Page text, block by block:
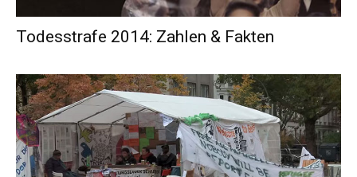
Todesstrafe 2014: Zahlen & Fakten